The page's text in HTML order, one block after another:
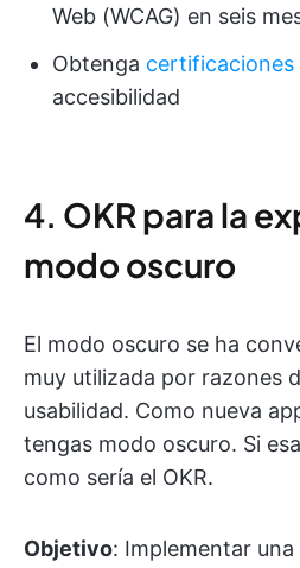
Web (WCAG) en seis
Obtenga certificaciones
accesibilidad
4. OKR para la
modo oscuro
El modo oscuro se ha
muy utilizada por razones
usabilidad. Como nueva
tengas modo oscuro. Si
como sería el OKR.
Objetivo: Implementar